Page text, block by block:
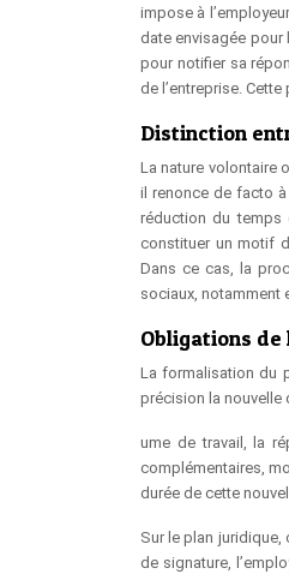
impose à
date envisagée
pour notifier sa
de l’entreprise.
Distinction
La nature volontaire
il renonce de facto à
réduction du temps
constituer un motif
Dans ce cas, la
sociaux, notamment
Obligations
La formalisation du
précision la nouvelle
ume de travail, la
complémentaires,
durée de cette
Sur le plan juridique,
de signature,